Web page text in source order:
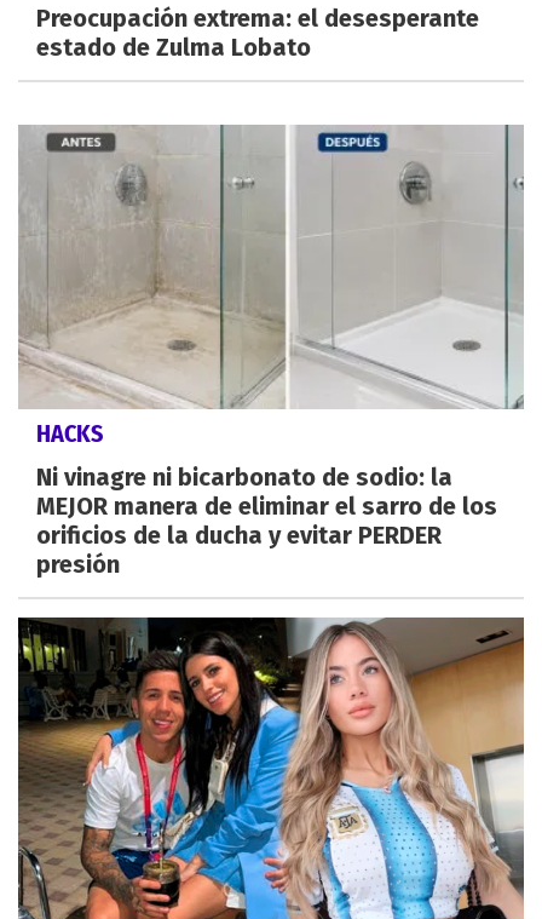
Preocupación extrema: el desesperante
estado de Zulma Lobato
HACKS
Ni vinagre ni bicarbonato de sodio: la
MEJOR manera de eliminar el sarro de los
orificios de la ducha y evitar PERDER
presión